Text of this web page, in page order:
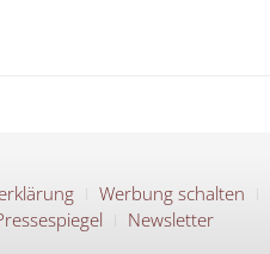
Werbung schalten
Newsletter